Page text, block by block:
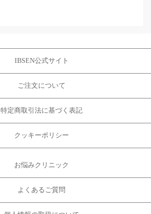
IBSEN公式サイト
ご注文について
特定商取引法に基づく表記
クッキーポリシー
お悩みクリニック
よくあるご質問